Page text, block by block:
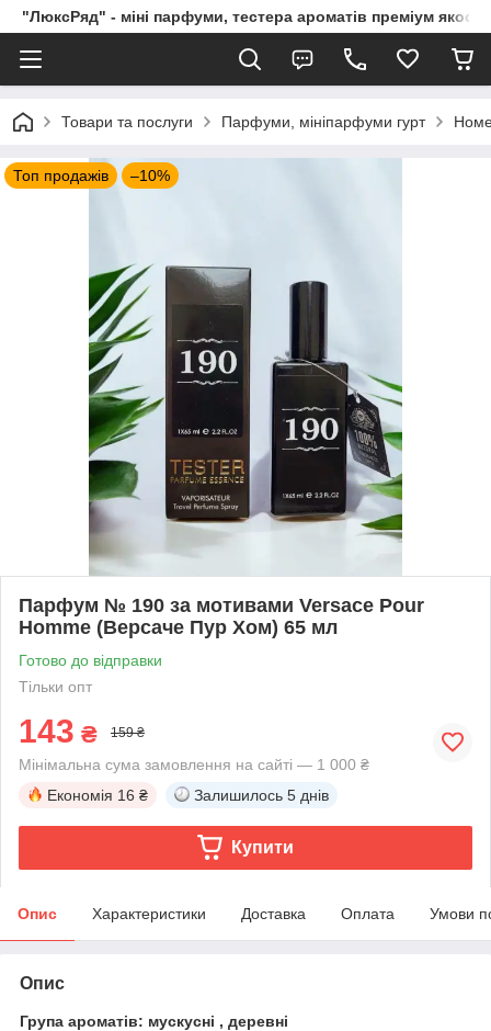
"ЛюксРяд" - міні парфуми, тестера ароматів преміум
Товари та послуги Парфуми, мініпарфуми гурт
Топ продажів –10%
Парфум № 190 за мотивами Versace Pour
Homme (Версаче Пур Хом) 65 мл
Готово до відправки
Тільки опт
143 ₴ 159 ₴
Мінімальна сума замовлення на сайті — 1 000 ₴
Економія 16 ₴ Залишилось 5 днів
Купити
Опис Характеристики Доставка Оплата Умови
Опис
Група ароматів: мускусні , деревні